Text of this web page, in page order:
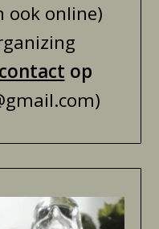
ook online)
contact op